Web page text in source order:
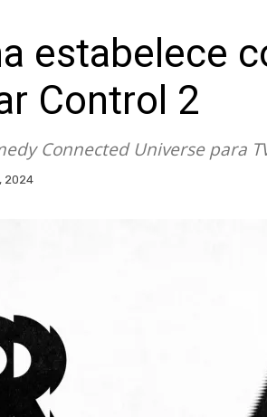
estabelece
Control 2
Connected Universe para
2024